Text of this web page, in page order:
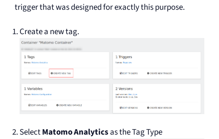
trigger that was designed for exactly this purpose.
Create a new tag.
SelectMatomo Analytics as the Tag Type